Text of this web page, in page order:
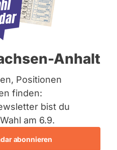
Anhalt
Positionen
finden:
bist du
am 6.9.
abonnieren
Maurer
und kein zukünftiges
auf Landes-, Bundes-
Kandidaturen über eine
uns nicht erfasst.